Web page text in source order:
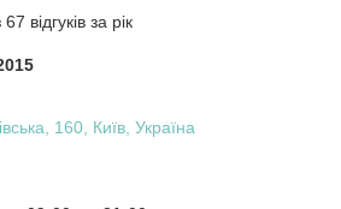
відгуків за рік
160, Київ, Україна